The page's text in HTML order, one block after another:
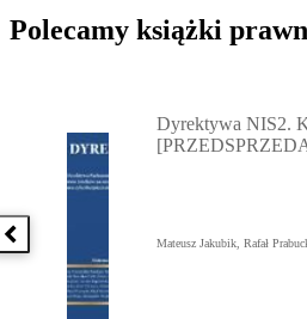
Polecamy książki
Poprzednia książka
Dyrektywa NIS2.
Mateusz Jakubik, Rafał